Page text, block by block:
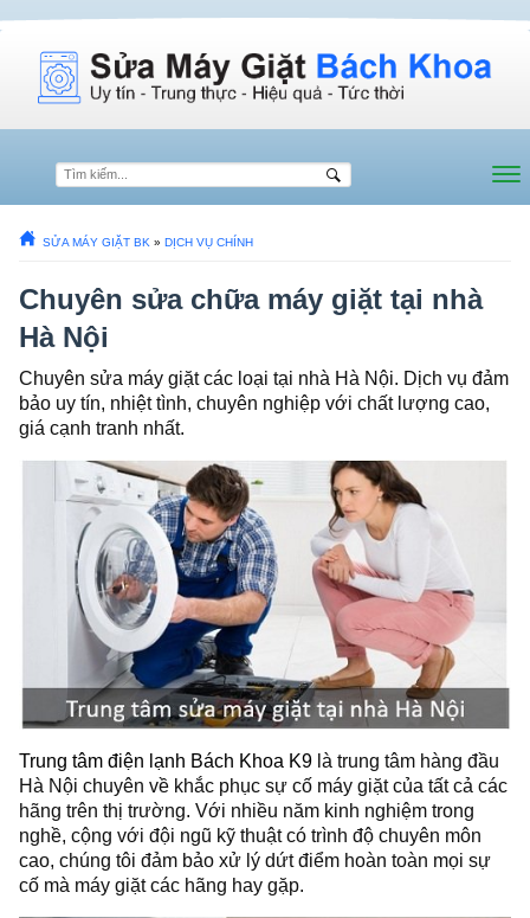
SỬA MÁY GIẶT BK » DỊCH VỤ CHÍNH
Chuyên sửa chữa máy giặt tại nhà
Hà Nội
Chuyên sửa máy giặt các loại tại nhà Hà Nội. Dịch vụ đảm
bảo uy tín, nhiệt tình, chuyên nghiệp với chất lượng cao,
giá cạnh tranh nhất.
Trung tâm điện lạnh Bách Khoa K9 là trung tâm hàng đầu
Hà Nội chuyên về khắc phục sự cố máy giặt của tất cả các
hãng trên thị trường. Với nhiều năm kinh nghiệm trong
nghề, cộng với đội ngũ kỹ thuật có trình độ chuyên môn
cao, chúng tôi đảm bảo xử lý dứt điểm hoàn toàn mọi sự
cố mà máy giặt các hãng hay gặp.